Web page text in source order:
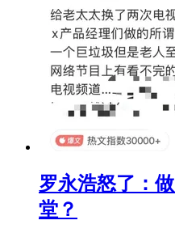
罗永浩怒了：
堂？